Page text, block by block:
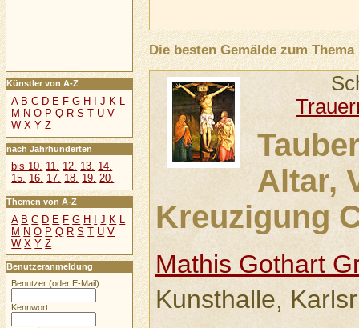
Die besten Gemälde zum Thema
Altar,
Kreuzigung
Mathis Gothart
Kunsthalle,
Künstler von A-Z
A B C D E F G H J K L
M N O P Q R S T U V
W X Y Z
nach Jahrhunderten
bis 10. 11. 12. 13. 14.
15. 16. 17. 18. 19. 20.
Themen von A-Z
A B C D E F G H I J K L
M N O P Q R S T U V
W X Y Z
Benutzeranmeldung
Benutzer (oder E-Mail):
Kennwort: